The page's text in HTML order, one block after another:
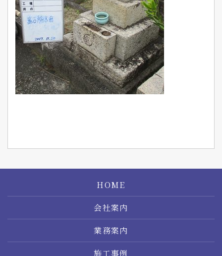
HOME
会社案内
業務案内
施工事例